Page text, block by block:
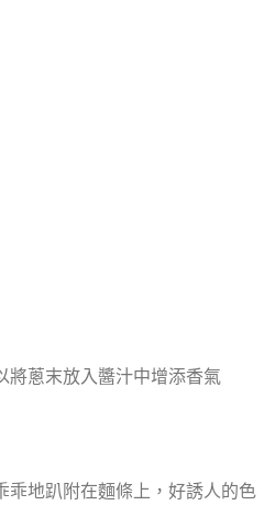
將蔥末放入醬汁中增添香氣
乖地趴附在麵條上，好誘人的色